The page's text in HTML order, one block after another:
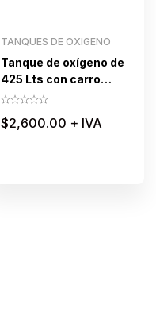
TANQUES DE OXIGENO
Tanque de oxígeno de
425 Lts con carro
para traslado y
oxígeno)
$2,600.00 + IVA